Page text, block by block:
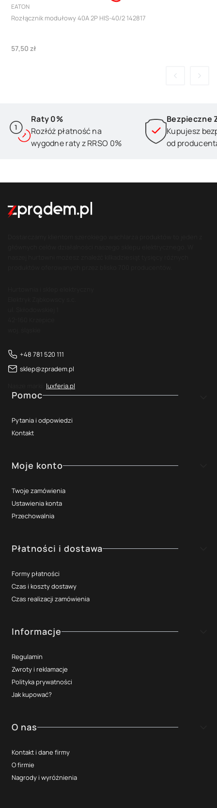
PRODUCENT
EATON
Rozłącznik modułowy 40A 2P HIS-40/2 142817
Cena
57,50 zł
Raty 0%
Rozłóż płatność na
wygodne raty z RRSO 0%
Bezpieczne
Kupujesz
od
+48 781 520 111
sklep@zpradem.pl
luxferia.pl
Linki w stopce
Pomoc
Pytania i odpowiedzi
Kontakt
Moje konto
Twoje zamówienia
Ustawienia konta
Przechowalnia
Płatności i dostawa
Formy płatności
Czas i koszty dostawy
Czas realizacji zamówienia
Informacje
Regulamin
Zwroty i reklamacje
Polityka prywatności
Jak kupować?
O nas
Kontakt i dane firmy
O firmie
Nagrody i wyróżnienia